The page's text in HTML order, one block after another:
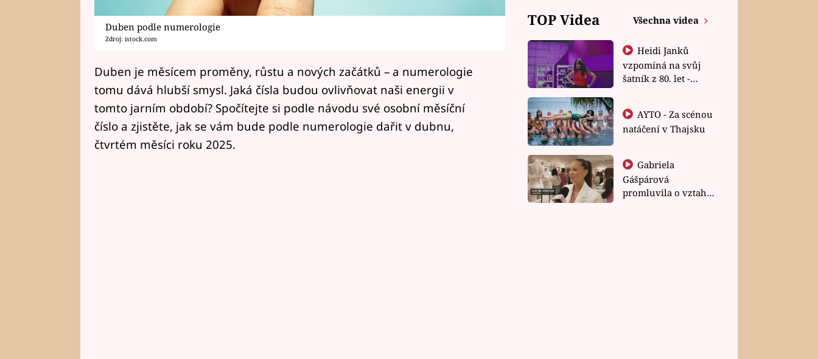
Duben podle numerologie
Zdroj: istock.com
Duben je měsícem proměny, růstu a nových začátků – a numerologie
tomu dává hlubší smysl. Jaká čísla budou ovlivňovat naši energii v
tomto jarním období? Spočítejte si podle návodu své osobní měsíční
číslo a zjistěte, jak se vám bude podle numerologie dařit v dubnu,
čtvrtém měsíci roku 2025.
TOP Videa Všechna videa
Heidi Janků
vzpomíná na svůj
šatník z 80. let -
natáčení v Thajsku
Gabriela
Gášpárová
promluvila o vztahu